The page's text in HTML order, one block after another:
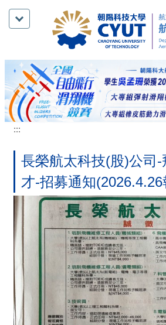
跳
內
容
區
:::
長榮航太科技(股)公司-
才-招募通知